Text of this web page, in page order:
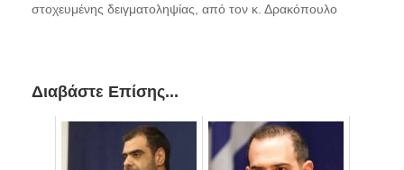
στοχευμένης δειγματοληψίας, από τον κ. Δρακόπουλο
Διαβάστε Επίσης...